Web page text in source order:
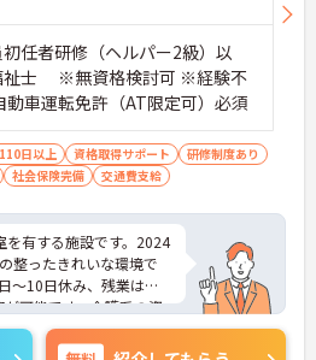
任者研修（ヘルパー2級）以
祉士 ※無資格検討可 ※経験不
車運転免許（AT限定可）必須
日以上 資格取得サポート
研修制度あり
社会保険完備 交通費支給
を有する施設です。2024
整ったきれいな環境で
～10日休み、残業は少
可能です。介護系の資
ご興味のある方には、
に詳細をお話しいたし